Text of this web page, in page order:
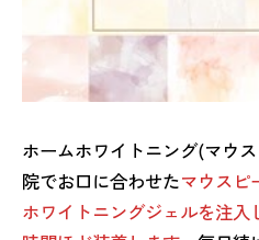
ホームホワイトニング(マウ
院でお口に合わせたマウスピ
ホワイトニングジェルを注